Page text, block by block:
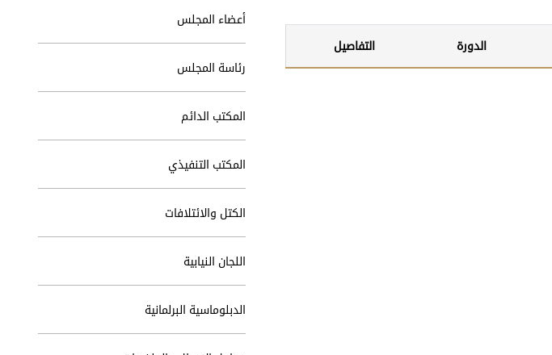
الدورة التفاصيل
أعضاء المجلس
رئاسة المجلس
المكتب الدائم
المكتب التنفيذي
الكتل والائتلافات
اللجان النيابية
الدبلوماسية البرلمانية